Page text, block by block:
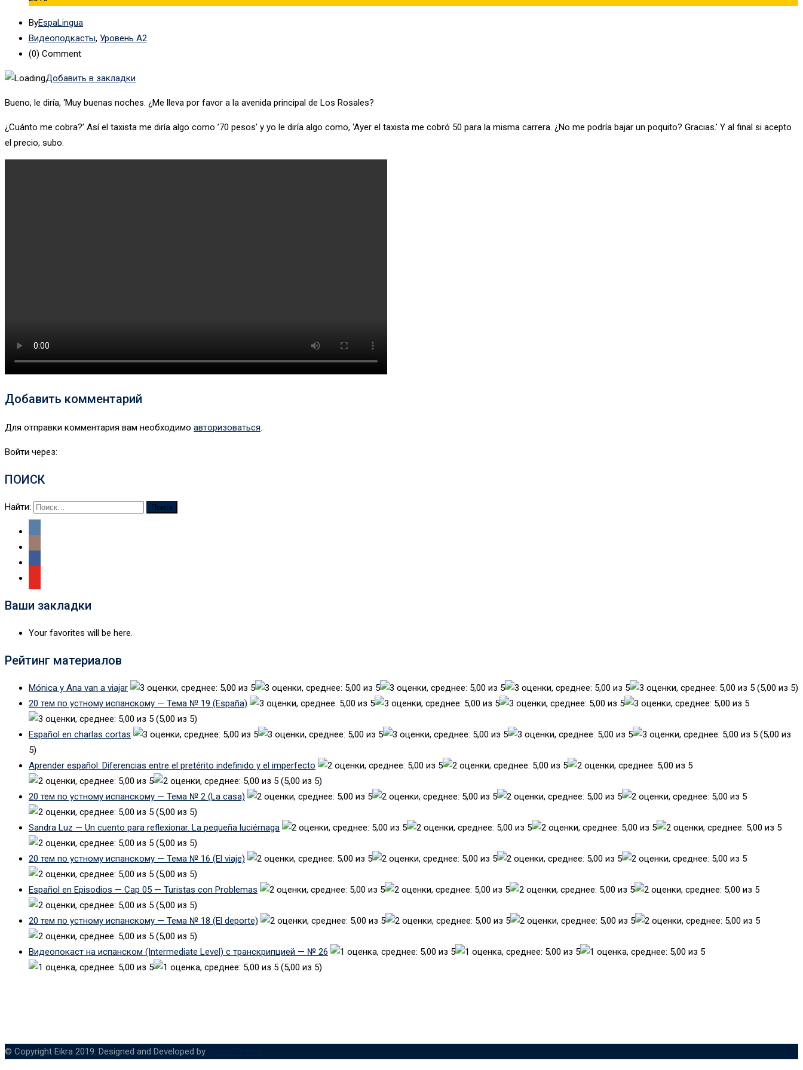
ByEspaLingua
Видеоподкасты, Уровень А2
(0) Comment
Добавить в закладки
Bueno, le diría, ‘Muy buenas noches. ¿Me lleva por favor a la avenida principal de Los Rosales?
¿Cuánto me cobra?’ Así el taxista me diría algo como ’70 pesos’ y yo le diría algo como, ‘Ayer el taxista me cobró 50 para la misma carrera. ¿No me podría bajar un poquito? Gracias.’ Y al final si acepto
el precio, subo.
Добавить комментарий
Для отправки комментария вам необходимо авторизоваться
Войти через:
ПОИСК
Найти:
Ваши закладки
Your favorites will be here.
Рейтинг материалов
Mónica y Ana van a viajar
(5,00 из 5)
20 тем по устному испанскому — Тема № 19 (España)
(5,00 из 5)
Español en charlas cortas
(5,00 из
5)
Aprender español: Diferencias entre el pretérito indefinido y el imperfecto
(5,00 из 5)
20 тем по устному испанскому — Тема № 2 (La casa)
(5,00 из 5)
Sandra Luz — Un cuento para reflexionar. La pequeña luciérnaga
(5,00 из 5)
20 тем по устному испанскому — Тема № 16 (El viaje)
(5,00 из 5)
Español en Episodios — Cap 05 — Turistas con Problemas
(5,00 из 5)
20 тем по устному испанскому — Тема № 18 (El deporte)
(5,00 из 5)
Видеопокаст на испанском (Intermediate Level) с транскрипцией — № 26
(5,00 из 5)
© Copyright Eikra 2019. Designed and Developed by